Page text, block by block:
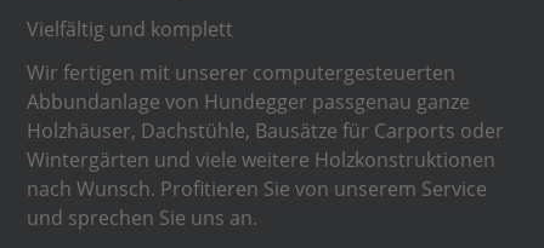
Vielfältig und komplett
Wir fertigen mit unserer computergesteuerten
Abbundanlage von Hundegger passgenau ganze
Holzhäuser, Dachstühle, Bausätze für Carports oder
Wintergärten und viele weitere Holzkonstruktionen
nach Wunsch. Profitieren Sie von unserem Service
und sprechen Sie uns an.